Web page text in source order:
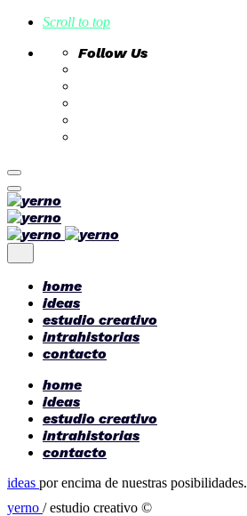
Scroll to top
Follow Us
Skip
to
content
home
ideas
estudio creativo
intrahistorias
contacto
home
ideas
estudio creativo
intrahistorias
contacto
ideas por encima de nuestras posibilidades.
yerno / estudio creativo ©